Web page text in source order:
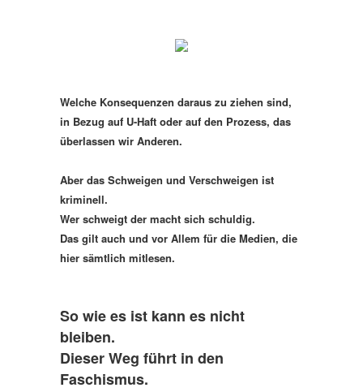
Welche Konsequenzen daraus zu ziehen sind,
in Bezug auf U-Haft oder auf den Prozess, das
überlassen wir Anderen.
Aber das Schweigen und Verschweigen ist
kriminell.
Wer schweigt der macht sich schuldig.
Das gilt auch und vor Allem für die Medien, die
hier sämtlich mitlesen.
So wie es ist kann es nicht
bleiben.
Dieser Weg führt in den
Faschismus.